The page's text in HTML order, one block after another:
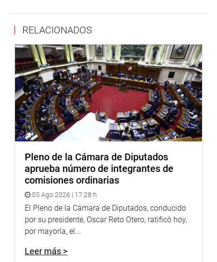
RELACIONADOS
Pleno de la Cámara de Diputados
aprueba número de integrantes de
comisiones ordinarias
05 Ago 2026 | 17:28 h
El Pleno de la Cámara de Diputados, conducido
por su presidente, Oscar Reto Otero, ratificó hoy,
por mayoría, el...
Leer más >